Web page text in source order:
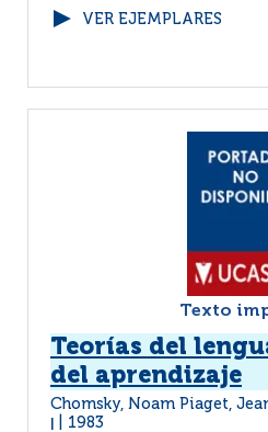
VER EJEMPLARES
Texto
Teorías del
del aprendizaje
Chomsky, Noam Piaget,
1983